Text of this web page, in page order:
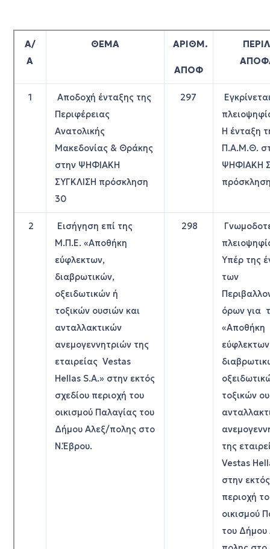
Α/
Α
ΘΕΜΑ ΑΡΙΘΜ.
ΑΠΟΦ
ΑΠΟ
1
Αποδοχή ένταξης της
Περιφέρειας
Ανατολικής
Μακεδονίας & Θράκης
στην ΨΗΦΙΑΚΗ
ΣΥΓΚΛΙΣΗ πρόσκληση
30
297
Η ένταξη
Π.Α.Μ.Θ.
ΨΗΦΙΑΚΗ
2
Εισήγηση επί της
Μ.Π.Ε. «Αποθήκη
εύφλεκτων,
διαβρωτικών,
οξειδωτικών ή
τοξικών ουσιών και
ανταλλακτικών
ανεμογεννητριών της
εταιρείας Vestas
Hellas S.A.» στην εκτός
σχεδίου περιοχή του
οικισμού Παλαγίας του
Δήμου Αλεξ/πολης στο
Ν.Έβρου.
298
Υπέρ της
των
όρων για
«Αποθήκη
τοξικών
της
Vestas
στην
περιοχή
οικισμού
του Δήμου